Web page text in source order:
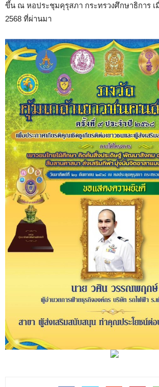
ขึ้น ณ หอประชุมคุรุสภา กระทรวงศึกษาธิการ เ
2568 ที่ผ่านมา